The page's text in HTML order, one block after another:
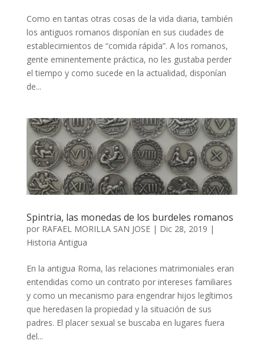
Como en tantas otras cosas de la vida diaria, también
los antiguos romanos disponían en sus ciudades de
establecimientos de “comida rápida”. A los romanos,
gente eminentemente práctica, no les gustaba perder
el tiempo y como sucede en la actualidad, disponían
de...
Spintria, las monedas de los burdeles romanos
por RAFAEL MORILLA SAN JOSE| Dic 28, 2019 |
Historia Antigua
En la antigua Roma, las relaciones matrimoniales eran
entendidas como un contrato por intereses familiares
y como un mecanismo para engendrar hijos legítimos
que heredasen la propiedad y la situación de sus
padres. El placer sexual se buscaba en lugares fuera
del...